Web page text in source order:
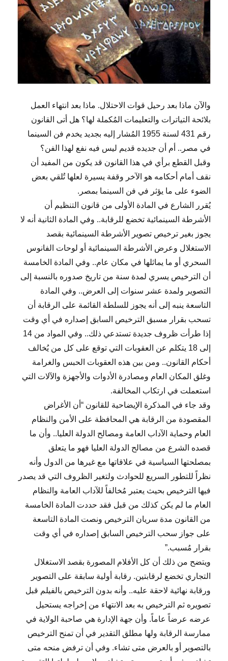
والآن ماذا بعد رحيل قوات الاحتلال. ماذا بعد انتهاء العمل
بلائحة التياترات والتعليمات المُكملة لها؟ هل أتى القانون
رقم 431 لسنة 1955 المُشار إليه بجديد يخدم فن السينما
في مصر.. أم أن جديده قديم ليس فيه نفع لهذا الفن؟
وقبل القطع برأي في هذا القانون قد يكون من المفيد أن
نقف أمام أحكامه هو الآخر وقفة يسيرة لعلها تُلقي بعض
الضوء على ما يؤثر في فن السينما بمصر.
يُقرر الشارع في المادة الأولى من قانون التنظيم أن
الأشرطة السينمائية تخضع للرقابة.. وفي المادة الثانية أنه لا
يجوز بغير ترخيص تصوير الأشرطة السينمائية بقصد
الاستغلال وعرض الأشرطة السينمائية أو لوحات الفانوس
السحري أو ما يماثلها في مكان عام.. وفي المادة الخامسة
أن الترخيص يسري لمدة سنة من تاريخ صدوره بالنسبة إلى
التصوير ولمدة عشر سنوات إلى العرض.. وفي المادة
التاسعة ينبه إلى أنه يجوز للسلطة القائمة على الرقابة أن
تسحب بقرار مسبق الترخيص السابق إصداره في أي وقت
إذا طرأت ظروف جديدة تستدعي ذلك.. وفي المواد من 14
إلى 18 يتكلم عن العقوبات التي توقع على كل من يُخالف
أحكام القانون.. ومن بين هذه العقوبات الحبس والغرامة
وغلق المكان العام ومصادرة الأدوات والأجهزة والآلات التي
استعملت في ارتكاب المخالفة.
وقد جاء في المذكرة الإيضاحية للقانون “أن الأغراض
المقصودة من الرقابة هي المحافظة على الأمن والنظام
العام وحماية الآداب العامة ومصالح الدولة العليا.. وأن ما
قصده الشرع من مصالح الدولة العليا فهو ما يتعلق
بمصلحتها السياسية في علاقاتها مع غيرها من الدول وأنه
نظراً للتطور السريع للحوادث ولتغير الظروف التي قد يصدر
فيها الترخيص بحيث يعتبر مُخالفاً للآداب العامة والنظام
العام ما لم يكن كذلك من قبل فقد حددت المادة الخامسة
من القانون مدة سريان الترخيص ونصت المادة التاسعة
على جواز سحب الترخيص السابق إصداره في أي وقت
بقرار مُسبب.”
ويتضح من ذلك أن كل الأفلام المصورة بقصد الاستغلال
التجاري تخضع لرقابتين. رقابة أولية سابقة على التصوير
ورقابة نهائية لاحقة عليه.. وأنه بدون الترخيص بالفيلم قبل
تصويره ثم الترخيص به بعد الانتهاء من إخراجه يستحيل
عرضه عرضاً عاماً. وأن جهة الإدارة هي صاحبة الولاية في
ممارسة الرقابة ولها مطلق التقدير في أن تمنح الترخيص
بالتصوير أو بالعرض متى تشاء. وفي أن ترفض منحه متى